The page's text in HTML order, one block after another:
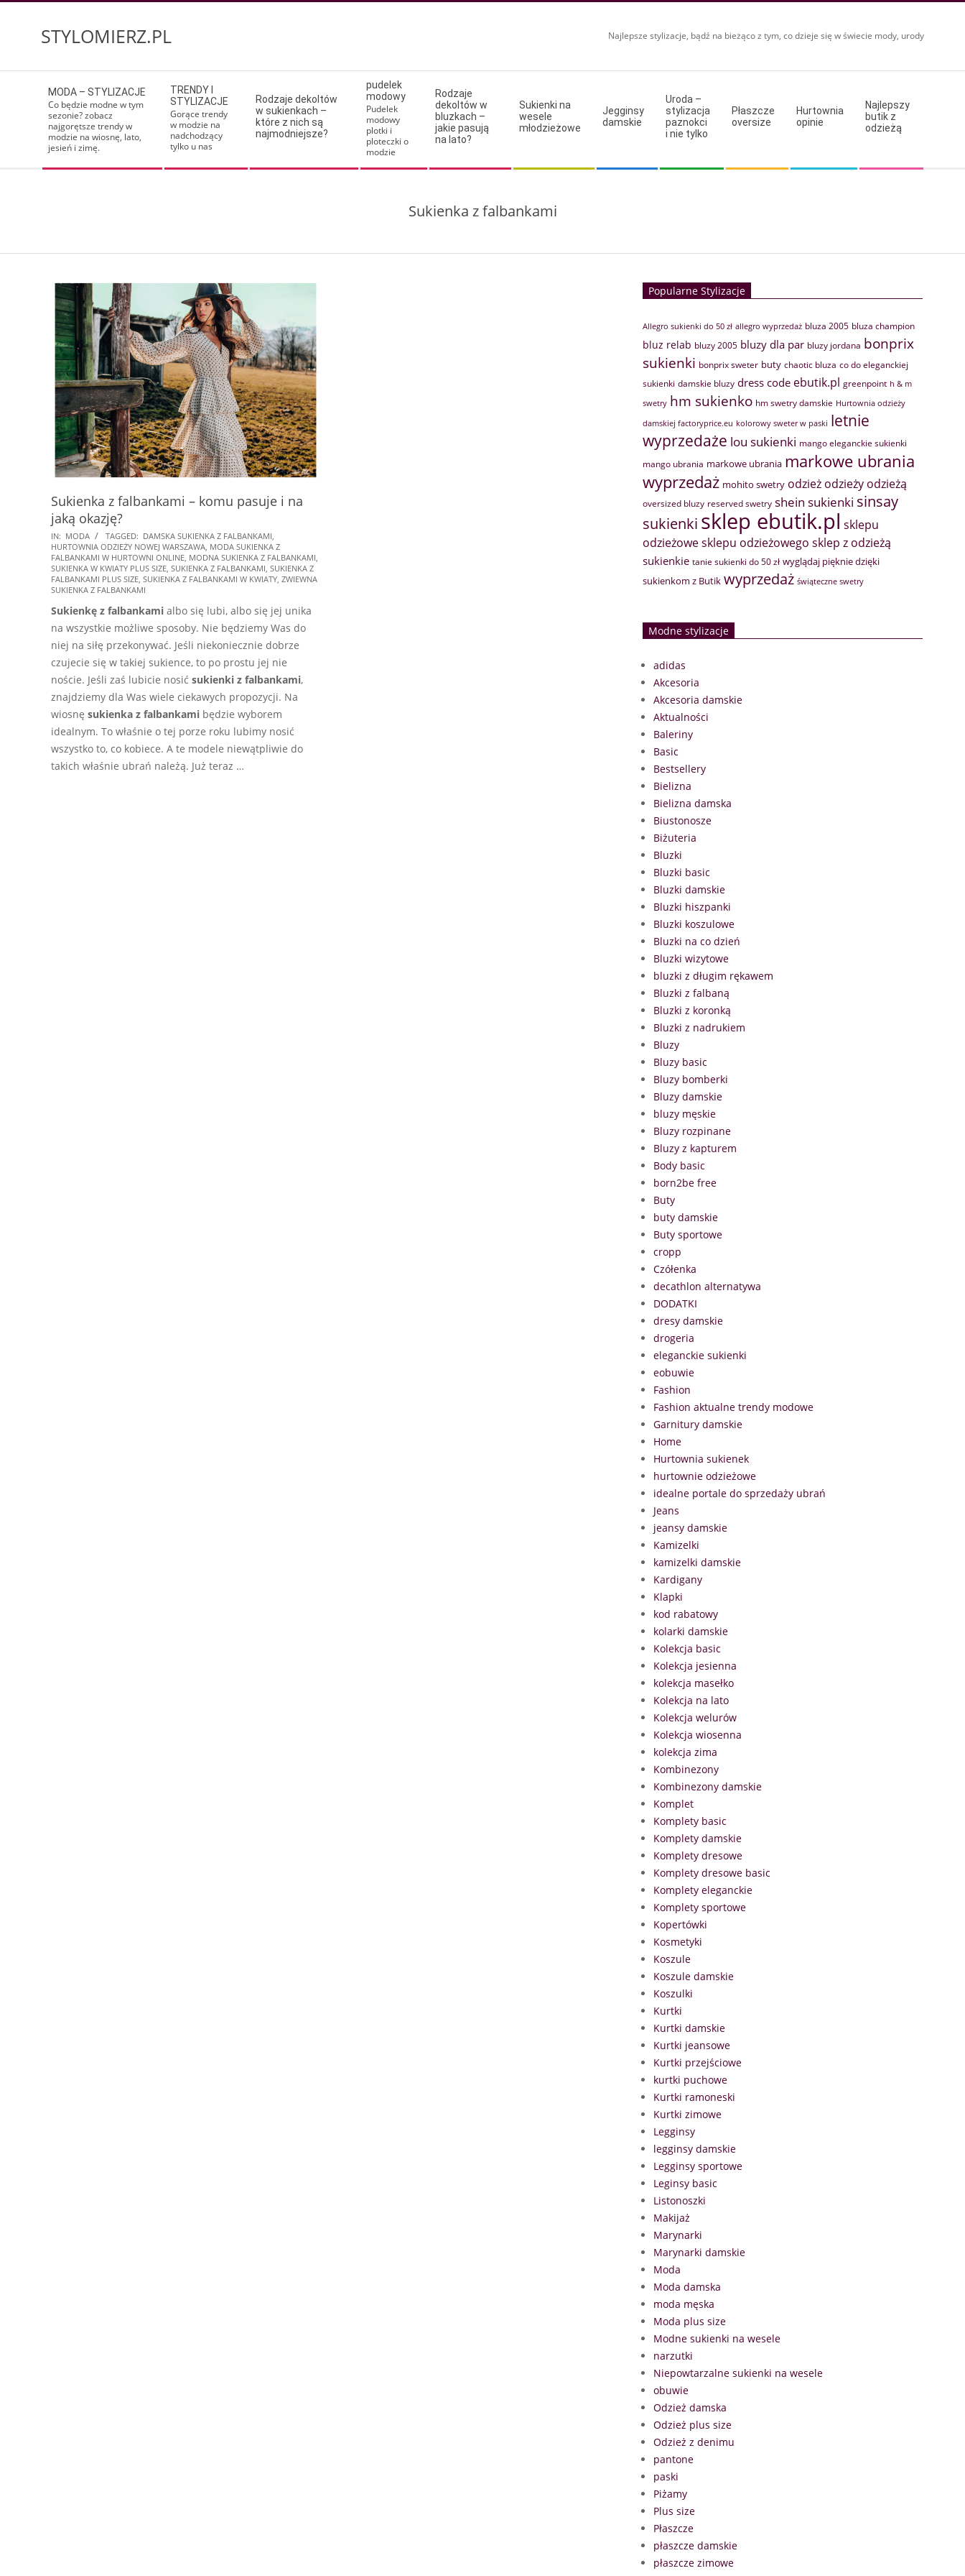
STYLOMIERZ.PL Najlepsze stylizacje, bądź na bieżąco z tym, co dzieje się w świecie mody, urody
Navigation
Menu
MODA – STYLIZACJE
Co będzie modne w tym
sezonie? zobacz
najgorętsze trendy w
modzie na wiosnę, lato,
jesień i zimę.
TRENDY I
STYLIZACJE
Gorące trendy
w modzie na
nadchodzący
tylko u nas
Rodzaje dekoltów
w sukienkach –
które z nich są
najmodniejsze?
pudelek
modowy
Pudelek
modowy
plotki i
ploteczki o
modzie
Rodzaje
dekoltów w
bluzkach –
jakie pasują
na lato?
Sukienki na
wesele
młodzieżowe
Jegginsy
damskie
Uroda –
stylizacja
paznokci
i nie tylko
Płaszcze
oversize
Hurtownia
opinie
Najlepszy
butik z
odzieżą
Sukienka z falbankami
Sukienka z falbankami – komu pasuje i na
jaką okazję?
2021-
04-
07
IN: MODA TAGGED: DAMSKA SUKIENKA Z FALBANKAMI
HURTOWNIA ODZIEŻY NOWEJ WARSZAWA MODA SUKIENKA Z
FALBANKAMI W HURTOWNI ONLINE MODNA SUKIENKA Z FALBANKAMI
SUKIENKA W KWIATY PLUS SIZE SUKIENKA Z FALBANKAMI SUKIENKA Z
FALBANKAMI PLUS SIZE SUKIENKA Z FALBANKAMI W KWIATY ZWIEWNA
SUKIENKA Z FALBANKAMI
Sukienkę z falbankami albo się lubi, albo się jej unika
na wszystkie możliwe sposoby. Nie będziemy Was do
niej na siłę przekonywać. Jeśli niekoniecznie dobrze
czujecie się w takiej sukience, to po prostu jej nie
noście. Jeśli zaś lubicie nosić sukienki z falbankami,
znajdziemy dla Was wiele ciekawych propozycji. Na
wiosnę sukienka z falbankami będzie wyborem
idealnym. To właśnie o tej porze roku lubimy nosić
wszystko to, co kobiece. A te modele niewątpliwie do
takich właśnie ubrań należą. Już teraz …
Popularne Stylizacje
Allegro sukienki do 50 zł allegro wyprzedaż bluza 2005 bluza champion
bluz relab bluzy 2005 bluzy dla par bluzy jordana bonprix
sukienki bonprix sweter buty chaotic bluza co do eleganckiej
sukienki damskie bluzy dress code ebutik.pl greenpoint h & m
swetry hm sukienko hm swetry damskie Hurtownia odzieży
damskiej factoryprice.eu kolorowy sweter w paski letnie
wyprzedaże lou sukienki mango eleganckie sukienki
mango ubrania markowe ubrania markowe ubrania
wyprzedaż mohito swetry odzież odzieży odzieżą
oversized bluzy reserved swetry shein sukienki sinsay
sukienki sklep ebutik.pl sklepu
odzieżowesklepu odzieżowego sklep z odzieżą
sukienkie tanie sukienki do 50 zł wyglądaj pięknie dzięki
sukienkom z Butik wyprzedaż świąteczne swetry
Modne stylizacje
adidas
Akcesoria
Akcesoria damskie
Aktualności
Baleriny
Basic
Bestsellery
Bielizna
Bielizna damska
Biustonosze
Biżuteria
Bluzki
Bluzki basic
Bluzki damskie
Bluzki hiszpanki
Bluzki koszulowe
Bluzki na co dzień
Bluzki wizytowe
bluzki z długim rękawem
Bluzki z falbaną
Bluzki z koronką
Bluzki z nadrukiem
Bluzy
Bluzy basic
Bluzy bomberki
Bluzy damskie
bluzy męskie
Bluzy rozpinane
Bluzy z kapturem
Body basic
born2be free
Buty
buty damskie
Buty sportowe
cropp
Czółenka
decathlon alternatywa
DODATKI
dresy damskie
drogeria
eleganckie sukienki
eobuwie
Fashion
Fashion aktualne trendy modowe
Garnitury damskie
Home
Hurtownia sukienek
hurtownie odzieżowe
idealne portale do sprzedaży ubrań
Jeans
jeansy damskie
Kamizelki
kamizelki damskie
Kardigany
Klapki
kod rabatowy
kolarki damskie
Kolekcja basic
Kolekcja jesienna
kolekcja masełko
Kolekcja na lato
Kolekcja welurów
Kolekcja wiosenna
kolekcja zima
Kombinezony
Kombinezony damskie
Komplet
Komplety basic
Komplety damskie
Komplety dresowe
Komplety dresowe basic
Komplety eleganckie
Komplety sportowe
Kopertówki
Kosmetyki
Koszule
Koszule damskie
Koszulki
Kurtki
Kurtki damskie
Kurtki jeansowe
Kurtki przejściowe
kurtki puchowe
Kurtki ramoneski
Kurtki zimowe
Legginsy
legginsy damskie
Legginsy sportowe
Leginsy basic
Listonoszki
Makijaż
Marynarki
Marynarki damskie
Moda
Moda damska
moda męska
Moda plus size
Modne sukienki na wesele
narzutki
Niepowtarzalne sukienki na wesele
obuwie
Odzież damska
Odzież plus size
Odzież z denimu
pantone
paski
Piżamy
Plus size
Płaszcze
płaszcze damskie
płaszcze zimowe